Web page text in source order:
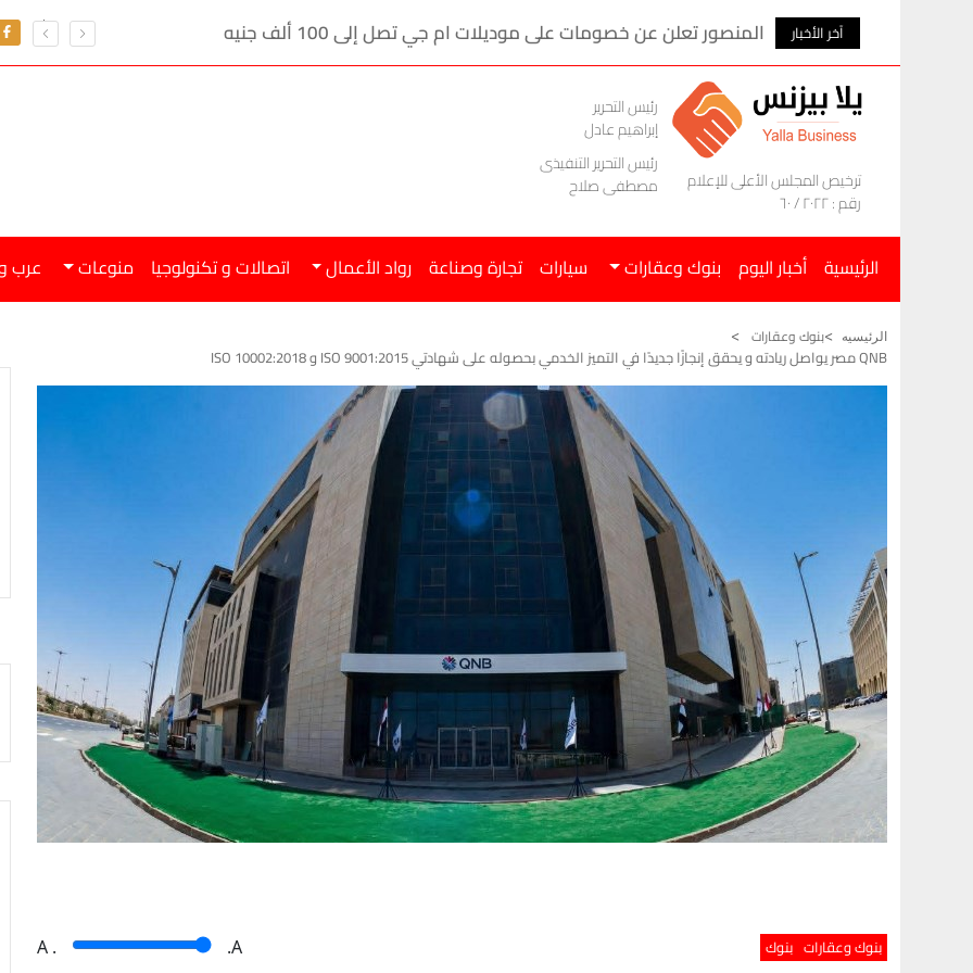
آخر الأخبار المنصور تعلن عن خصومات على موديلات ام جي تصل إلى 100 ألف جنيه
ترخيص المجلس الأعلى للإعلام
رقم : ٢٠٢٢ / ٦٠
رئيس التحرير
إبراهيم عادل
رئيس التحرير التنفيذى
مصطفى صلاح
الرئيسية أخبار اليوم بنوك وعقارات سيارات تجارة وصناعة رواد الأعمال اتصالات و تكنولوجيا منوعات عرب
الرئيسيه بنوك وعقارات
QNB مصر يواصل ريادته و يحقق إنجازًا جديدًا في التميز الخدمي بحصوله على شهادتي ISO 9001:2015 و ISO 10002:2018
بنوك وعقارات بنوك A . .A